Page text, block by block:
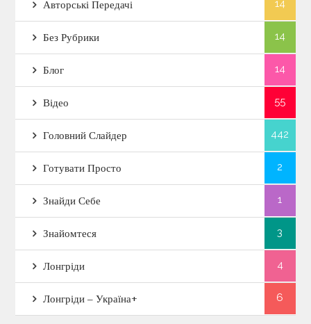
Авторські Передачі 14
Без Рубрики 14
Блог 14
Відео 55
Головний Слайдер 442
Готувати Просто 2
Знайди Себе 1
Знайомтеся 3
Лонгріди 4
Лонгріди – Україна+ 6